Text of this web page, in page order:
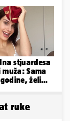
stjuardesa
Sama
želim
ruke